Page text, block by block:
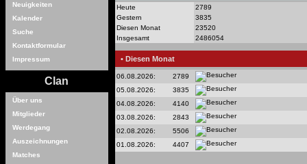
Neuigkeiten
Kalender
Suche
Kontaktformular
Impressum
Clan
Über uns
Mitglieder
Werdegang
Auszeichnungen
Matches
Heute
2789
Gestern
3835
Diesen Monat
23520
Insgesamt
2486054
• Diesen Monat
06.08.2026:
2789
05.08.2026:
3835
04.08.2026:
4140
03.08.2026:
2843
02.08.2026:
5506
01.08.2026:
4407